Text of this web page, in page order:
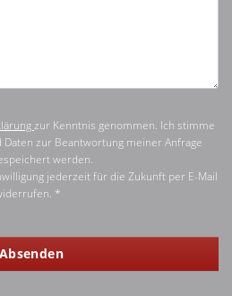
zur Kenntnis genommen. Ich stimme
Daten zur Beantwortung meiner Anfrage
werden.
jederzeit für die Zukunft per E-Mail
*
Absenden